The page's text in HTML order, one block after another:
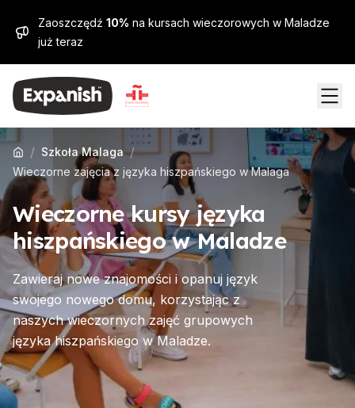
Zaoszczędź 10% na kursach wieczorowych w Maladze
już teraz
/ Szkoła Malaga /
Wieczorne zajęcia z języka hiszpańskiego w Malaga
Wieczorne kursy języka
hiszpańskiego w Maladze
Zawieraj nowe znajomości i opanuj język
swojego nowego domu, korzystając z
naszych wieczornych zajęć grupowych
języka hiszpańskiego w Maladze.